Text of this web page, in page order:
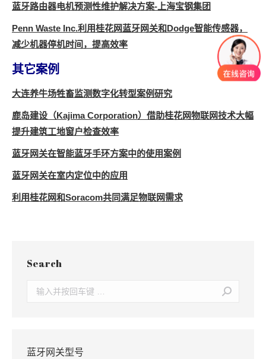
蓝牙路由器电机预测性维护解决方案-上海宝钢集团
Penn Waste Inc.利用桂花网蓝牙网关和Dodge智能传感器，
减少机器停机时间，提高效率
其它案例
大连养牛场牲畜监测数字化转型案例研究
鹿岛建设（Kajima Corporation）借助桂花网物联网技术大幅
提升建筑工地窗户检查效率
蓝牙网关在智能蓝牙手环方案中的使用案例
蓝牙网关在室内定位中的应用
利用桂花网和Soracom共同满足物联网需求
Search
Search:
蓝牙网关型号